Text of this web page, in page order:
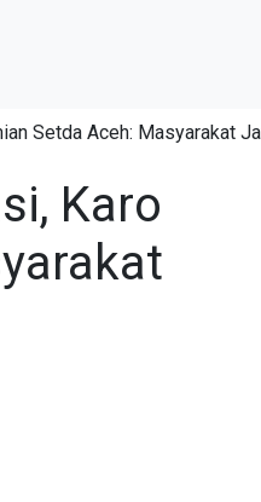
Setda Aceh: Masyarakat
Karo